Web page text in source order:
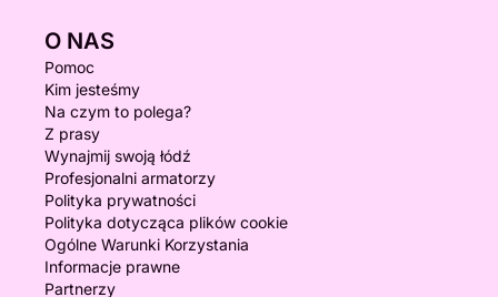
O NAS
Pomoc
Kim jesteśmy
Na czym to polega?
Z prasy
Wynajmij swoją łódź
Profesjonalni armatorzy
Polityka prywatności
Polityka dotycząca plików cookie
Ogólne Warunki Korzystania
Informacje prawne
Partnerzy